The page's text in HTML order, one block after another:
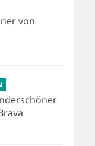
von